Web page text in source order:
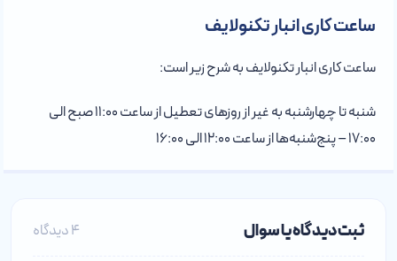
ساعت کاری انبار تکنولایف
ساعت کاری انبار تکنولایف به شرح زیر است:
شنبه تا چهارشنبه به غیر از روزهای تعطیل از ساعت ۱۱:۰۰ صبح الی
۱۷:۰۰ – پنج‌شنبه‌ها از ساعت ۱۲:۰۰ الی ۱۶:۰۰
ثبت دیدگاه یا سوال 4 دیدگاه